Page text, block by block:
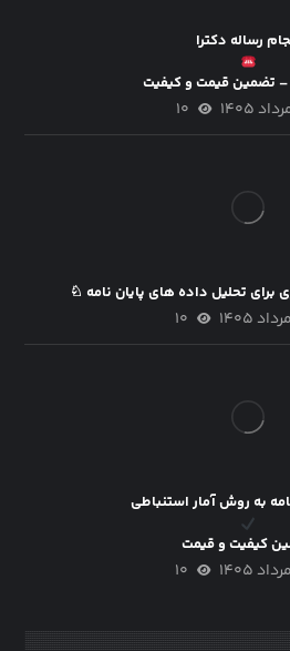
رساله دکترا
۱۰
تحلیل داده های پایان نامه ♘
۱۰
به روش آمار استنباطی
کیفیت و قیمت
۱۰